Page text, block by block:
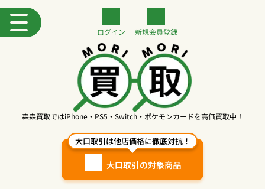
森森買取ではiPhone・PS5・Switch・ポケモンカードを高価買取中！
ログイン 新規会員登録
大口取引は他店価格に徹底対抗！
大口取引の対象商品